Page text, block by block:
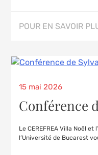
POUR EN SAVOIR
15 mai 2026
Conférence
Le CEREFREA Villa Noël
l’Université de Bucarest